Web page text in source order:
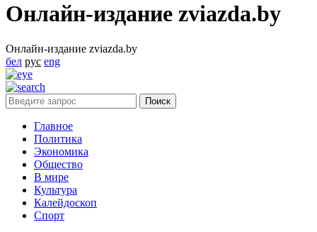
Онлайн-издание zviazda.by
Онлайн-издание zviazda.by
бел рус eng
Главное
Политика
Экономика
Общество
В мире
Культура
Калейдоскоп
Спорт